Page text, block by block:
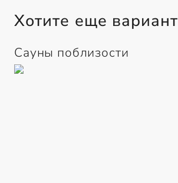
Хотите еще
Сауны поблизости